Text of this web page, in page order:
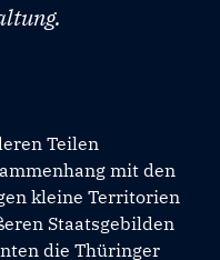
Teilen
mit den
kleine Territorien
Staatsgebilden
die Thüringer